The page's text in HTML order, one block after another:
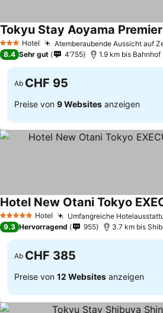
3 SterneHotel Atemberaubende Aussicht auf
Tokyu Stay Aoyama Premier
8.4 Sehr gut 4’755 1.9 km bis Bahnhof
Ab CHF 95
Preise von 9 Websites anzeigen
5 Sterne Hotel Umfangreiche
Preise sehen
9.3 Hervorragend 955 3.7 km bis
Ab CHF 385
Preise von 12 Websites anzeigen